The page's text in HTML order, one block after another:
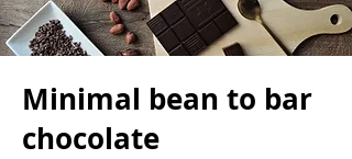
Minimal bean to bar
chocolate